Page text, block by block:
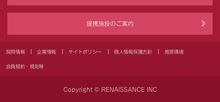
提携施設のご案内
採用情報 企業情報 サイトポリシー 個人情報保護方針 推奨環境
会員規約・規則等
Copyright © RENAISSANCE INC